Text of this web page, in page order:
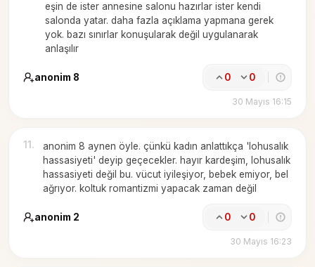
eşin de ister annesine salonu hazırlar ister kendi
salonda yatar. daha fazla açıklama yapmana gerek
yok. bazı sınırlar konuşularak değil uygulanarak
anlaşılır
anonim 8 0 0
30 Mayıs 16:15
11 .
anonim 8 aynen öyle. çünkü kadın anlattıkça 'lohusalık
hassasiyeti' deyip geçecekler. hayır kardeşim, lohusalık
hassasiyeti değil bu. vücut iyileşiyor, bebek emiyor, bel
ağrıyor. koltuk romantizmi yapacak zaman değil
anonim 2 0 0
30 Mayıs 16:23